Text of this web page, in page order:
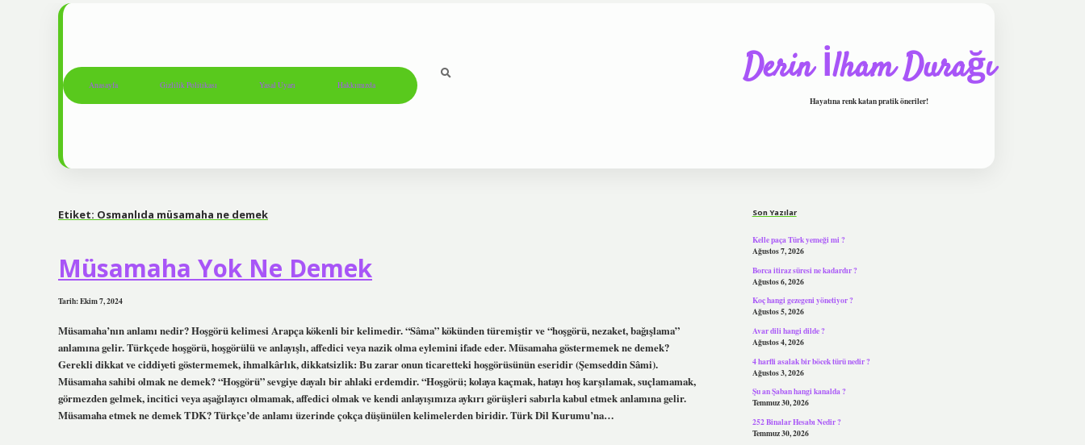
Anasayfa Gizlilik Politikası Yasal Uyarı Hakkımızda Derin İlham Durağı
Hayatına renk katan pratik öneriler!
Etiket: Osmanlıda müsamaha ne demek
Müsamaha Yok Ne Demek
Tarih: Ekim 7, 2024
Müsamaha’nın anlamı nedir? Hoşgörü kelimesi Arapça kökenli bir kelimedir. “Sâma” kökünden türemiştir ve “hoşgörü, nezaket, bağışlama”
anlamına gelir. Türkçede hoşgörü, hoşgörülü ve anlayışlı, affedici veya nazik olma eylemini ifade eder. Müsamaha göstermemek ne demek?
Gerekli dikkat ve ciddiyeti göstermemek, ihmalkârlık, dikkatsizlik: Bu zarar onun ticaretteki hoşgörüsünün eseridir (Şemseddin Sâmi).
Müsamaha sahibi olmak ne demek? “Hoşgörü” sevgiye dayalı bir ahlaki erdemdir. “Hoşgörü; kolaya kaçmak, hatayı hoş karşılamak, suçlamamak,
görmezden gelmek, incitici veya aşağılayıcı olmamak, affedici olmak ve kendi anlayışımıza aykırı görüşleri sabırla kabul etmek anlamına gelir.
Müsamaha etmek ne demek TDK? Türkçe’de anlamı üzerinde çokça düşünülen kelimelerden biridir. Türk Dil Kurumu’na…
Son Yazılar
Kelle paça Türk yemeği mi ?
Ağustos 7, 2026
Borca itiraz süresi ne kadardır ?
Ağustos 6, 2026
Koç hangi gezegeni yönetiyor ?
Ağustos 5, 2026
Avar dili hangi dilde ?
Ağustos 4, 2026
4 harfli asalak bir böcek türü nedir ?
Ağustos 3, 2026
Şu an Şaban hangi kanalda ?
Temmuz 30, 2026
252 Binalar Hesabı Nedir ?
Temmuz 30, 2026